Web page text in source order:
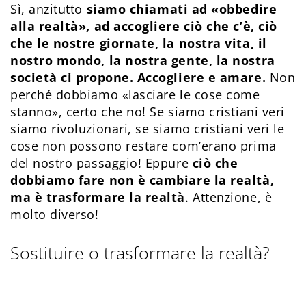
Sì, anzitutto siamo chiamati ad «obbedire
alla realtà», ad accogliere ciò che c’è, ciò
che le nostre giornate, la nostra vita, il
nostro mondo, la nostra gente, la nostra
società ci propone. Accogliere e amare. Non
perché dobbiamo «lasciare le cose come
stanno», certo che no! Se siamo cristiani veri
siamo rivoluzionari, se siamo cristiani veri le
cose non possono restare com’erano prima
del nostro passaggio! Eppure ciò che
dobbiamo fare non è cambiare la realtà,
ma è trasformare la realtà. Attenzione, è
molto diverso!
Sostituire o trasformare la realtà?